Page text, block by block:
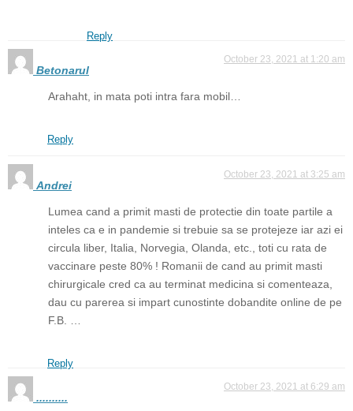
Reply
Betonarul
October 23, 2021 at 1:20 am
Arahaht, in mata poti intra fara mobil…
Reply
Andrei
October 23, 2021 at 3:25 am
Lumea cand a primit masti de protectie din toate partile a
inteles ca e in pandemie si trebuie sa se protejeze iar azi ei
circula liber, Italia, Norvegia, Olanda, etc., toti cu rata de
vaccinare peste 80% ! Romanii de cand au primit masti
chirurgicale cred ca au terminat medicina si comenteaza,
dau cu parerea si impart cunostinte dobandite online de pe
F.B. …
Reply
..........
October 23, 2021 at 6:29 am